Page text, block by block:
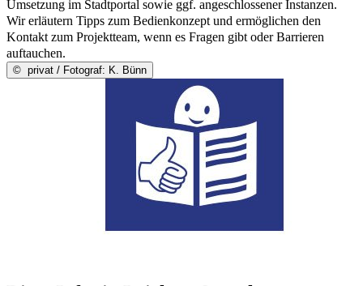
Umsetzung im Stadtportal sowie ggf. angeschlossener Instanzen.
Wir erläutern Tipps zum Bedienkonzept und ermöglichen den
Kontakt zum Projektteam, wenn es Fragen gibt oder Barrieren
auftauchen.
© privat / Fotograf: K. Bünn